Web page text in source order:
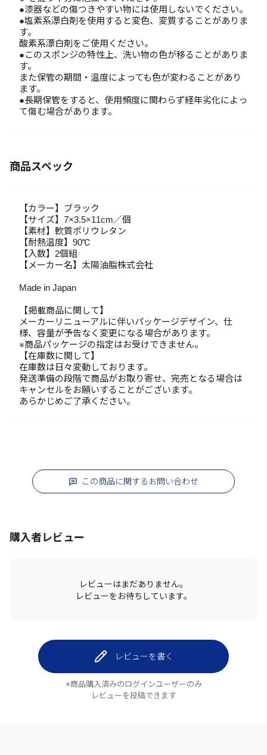
●漆器などの傷つきやすい物には使用しないでください。
●塩素系漂白剤を使用すると変色、変質することがありま
す。
酸素系漂白剤をご使用ください。
●このスポンジの特性上、洗い物の色が移ることがありま
す。
また保管の期間・温度によっても色が変わることがあり
ます。
●長期保管をすると、使用頻度に関わらず経年劣化によっ
て傷む場合があります。
商品スペック
【カラー】ブラック
【サイズ】7×3.5×11cm／個
【素材】軟質ポリウレタン
【耐熱温度】90℃
【入数】2個組
【メーカー名】太陽油脂株式会社
Made in Japan
【掲載商品に関して】
メーカーリニューアルに伴いパッケージデザイン、仕
様、容量が予告なく変更になる場合があります。
※商品パッケージの指定はお受けできません。
【在庫数に関して】
在庫数は日々変動しております。
発送準備の段階で商品がお取り寄せ、完売となる場合は
キャンセルをお願いすることがございます。
あらかじめご了承ください。
この商品に関するお問い合わせ
購入者レビュー
レビューはまだありません。
レビューをお待ちしています。
レビューを書く
※商品購入済みのログインユーザーのみ
レビューを投稿できます